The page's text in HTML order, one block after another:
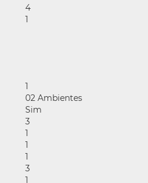
4
1
1
02 Ambientes
Sim
3
1
1
1
3
1